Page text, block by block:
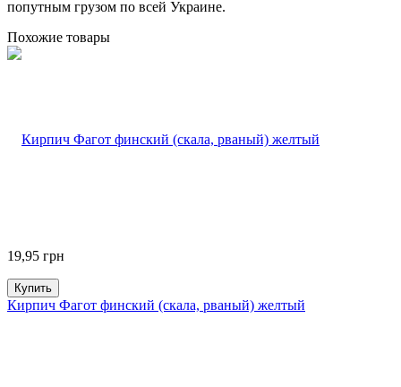
попутным грузом по всей Украине.
Похожие товары
19,95 грн
Купить
Кирпич Фагот финский (скала, рваный) желтый